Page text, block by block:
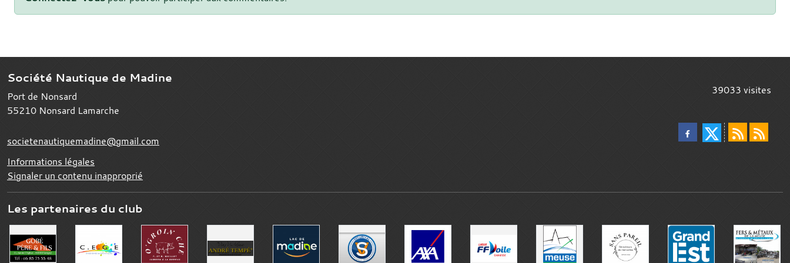
Société Nautique de Madine
Port de Nonsard
55210 Nonsard Lamarche
societenautiquemadine@gmail.com
Informations légales
Signaler un contenu inapproprié
39033 visites
Les partenaires du club